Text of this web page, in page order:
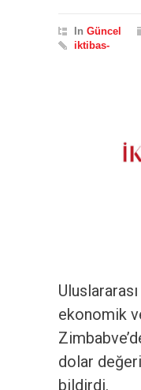
In Güncel
iktibas-
ekonomik
dolar
bildirdi.